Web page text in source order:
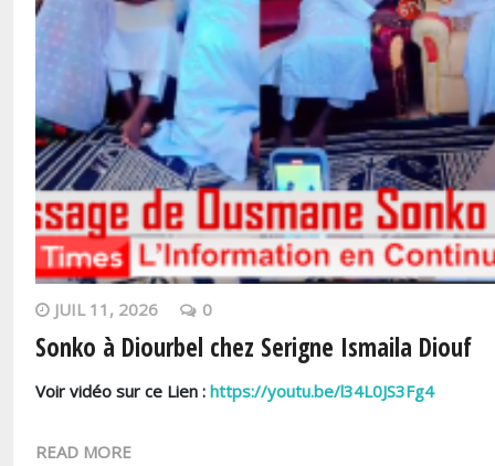
JUIL 11, 2026 0
Sonko à Diourbel chez Serigne Ismaila Diouf
Voir vidéo sur ce Lien : https://youtu.be/l34L0JS3Fg4
READ MORE